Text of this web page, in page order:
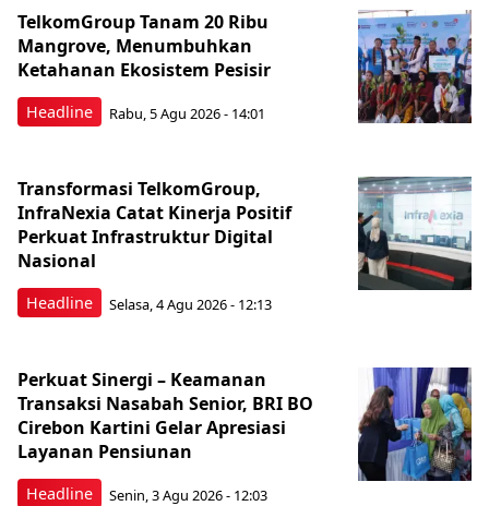
Headline
TelkomGroup Tanam 20 Ribu
Mangrove, Menumbuhkan
Ketahanan Ekosistem Pesisir
Rabu, 5 Agu 2026 - 14:01
Headline
Transformasi TelkomGroup,
InfraNexia Catat Kinerja Positif
Perkuat Infrastruktur Digital
Nasional
Selasa, 4 Agu 2026 - 12:13
Headline
Perkuat Sinergi – Keamanan
Transaksi Nasabah Senior, BRI BO
Cirebon Kartini Gelar Apresiasi
Layanan Pensiunan
Senin, 3 Agu 2026 - 12:03